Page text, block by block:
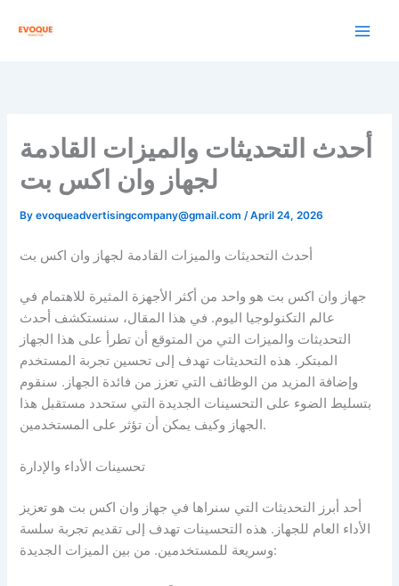
أحدث التحديثات والميزات القادمة
لجهاز وان اكس بت
Byevoqueadvertisingcompany@gmail.com/April 24, 2026
أحدث التحديثات والميزات القادمة لجهاز وان اكس بت
جهاز وان اكس بت هو واحد من أكثر الأجهزة المثيرة للاهتمام في
عالم التكنولوجيا اليوم. في هذا المقال، سنستكشف أحدث
التحديثات والميزات التي من المتوقع أن تطرأ على هذا الجهاز
المبتكر. هذه التحديثات تهدف إلى تحسين تجربة المستخدم
وإضافة المزيد من الوظائف التي تعزز من فائدة الجهاز. سنقوم
بتسليط الضوء على التحسينات الجديدة التي ستحدد مستقبل هذا
الجهاز وكيف يمكن أن تؤثر على المستخدمين.
تحسينات الأداء والإدارة
أحد أبرز التحديثات التي سنراها في جهاز وان اكس بت هو تعزيز
الأداء العام للجهاز. هذه التحسينات تهدف إلى تقديم تجربة سلسة
وسريعة للمستخدمين. من بين الميزات الجديدة: